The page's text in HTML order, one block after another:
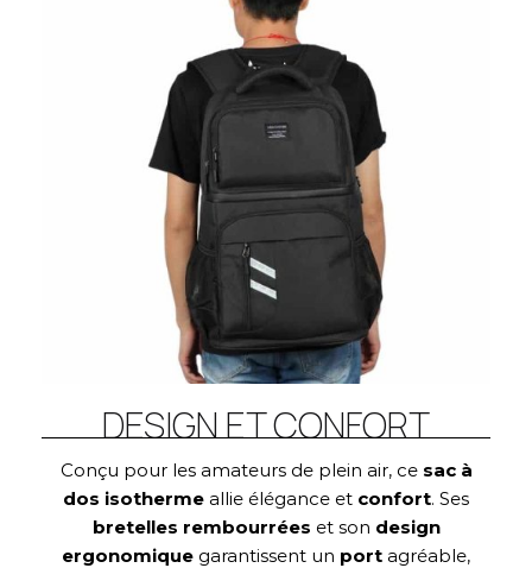
DESIGN ET CONFORT
Conçu pour les amateurs de plein air, ce sac à
dos isotherme allie élégance et confort. Ses
bretelles rembourrées et son design
ergonomique garantissent un port agréable,